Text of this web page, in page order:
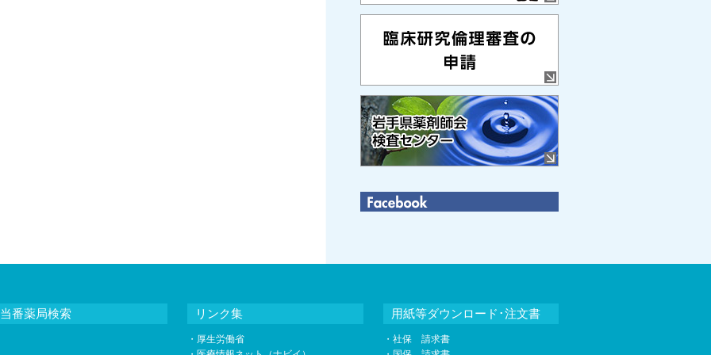
当番薬局検索 リンク集
・ 厚生労働省
用紙等ダウンロード･注文書
・社保 請求書